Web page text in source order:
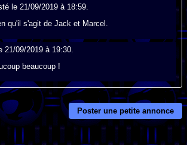
le 21/09/2019 à 18:59.
qu'il s'agit de Jack et Marcel.
21/09/2019 à 19:30.
beaucoup !
Poster une petite annonce